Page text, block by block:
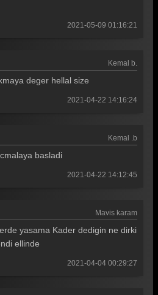
2021-05-09 01:16:21
Kemal b.
deger hellal size
2021-04-22 14:16:24
Kemal .b
basladi
2021-04-22 14:12:45
Mavis karam
yasama Kader dedigin ne dirki
ellinde
2021-04-04 00:29:27